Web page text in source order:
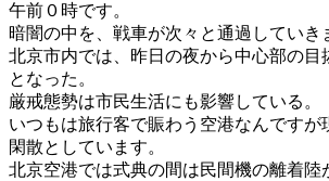
午前０時です。
暗闇の中を、戦車が次々と通過していき
北京市内では、昨日の夜から中心部の目
となった。
厳戒態勢は市民生活にも影響している。
いつもは旅行客で賑わう空港なんですが
閑散としています。
北京空港では式典の間は民間機の離着陸